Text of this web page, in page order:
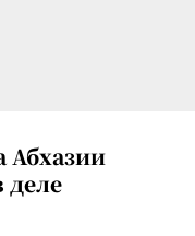
Абхазии
деле